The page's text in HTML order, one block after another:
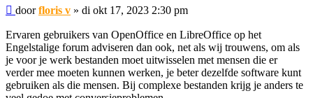
Bericht
doorfloris v » di okt 17, 2023 2:30 pm
Ervaren gebruikers van OpenOffice en LibreOffice op het
Engelstalige forum adviseren dan ook, net als wij trouwens, om als
je voor je werk bestanden moet uitwisselen met mensen die er
verder mee moeten kunnen werken, je beter dezelfde software kunt
gebruiken als die mensen. Bij complexe bestanden krijg je anders te